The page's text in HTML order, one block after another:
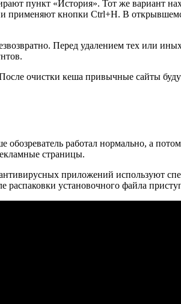
пункт «История». Тот же вариант
применяют кнопки Ctrl+H. В
Перед удалением тех или
очистки кеша привычные сайты
обозреватель работал нормально, а
страницы.
приложений используют
распаковки установочного файла